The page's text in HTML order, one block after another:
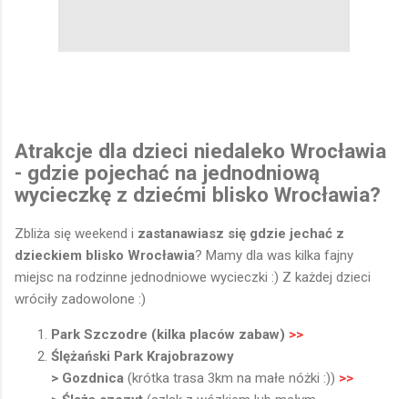
Atrakcje dla dzieci niedaleko Wrocławia
- gdzie pojechać na jednodniową
wycieczkę z dziećmi blisko Wrocławia?
Zbliża się weekend i zastanawiasz się gdzie jechać z
dzieckiem blisko Wrocławia? Mamy dla was kilka fajny
miejsc na rodzinne jednodniowe wycieczki :) Z każdej dzieci
wróciły zadowolone :)
Park Szczodre (kilka placów zabaw) >>
Ślężański Park Krajobrazowy
> Gozdnica (krótka trasa 3km na małe nóżki :)) >>